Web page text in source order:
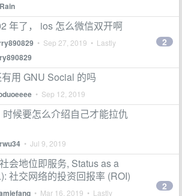
年了， ios 怎么微信双开啊
• Sep 27, 2019 • Lastly
2
用 GNU Social 的吗
• Sep 12, 2019
候要怎么介绍自己才能拉仇
• Jul 9, 2019
会地位即服务, Status as a
社交网络的投资回报率 (ROI)
• Mar 16, 2019 • Lastly
2